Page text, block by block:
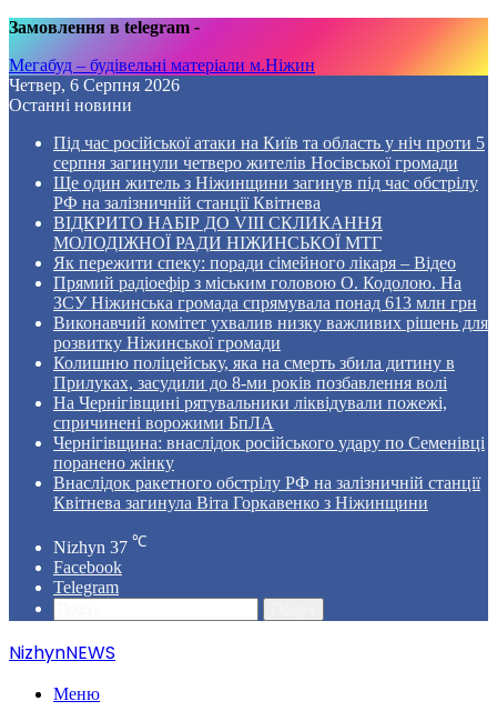
Замовлення в telegram -
Мегабуд – будівельні матеріали м.Ніжин
Четвер, 6 Серпня 2026
Останні новини
Під час російської атаки на Київ та область у ніч проти 5
серпня загинули четверо жителів Носівської громади
Ще один житель з Ніжинщини загинув під час обстрілу
РФ на залізничній станції Квітнева
ВІДКРИТО НАБІР ДО VIII СКЛИКАННЯ
МОЛОДІЖНОЇ РАДИ НІЖИНСЬКОЇ МТГ
Як пережити спеку: поради сімейного лікаря – Відео
Прямий радіоефір з міським головою О. Кодолою. На
ЗСУ Ніжинська громада спрямувала понад 613 млн грн
Виконавчий комітет ухвалив низку важливих рішень для
розвитку Ніжинської громади
Колишню поліцейську, яка на смерть збила дитину в
Прилуках, засудили до 8-ми років позбавлення волі
На Чернігівщині рятувальники ліквідували пожежі,
спричинені ворожими БпЛА
Чернігівщина: внаслідок російського удару по Семенівці
поранено жінку
Внаслідок ракетного обстрілу РФ на залізничній станції
Квітнева загинула Віта Горкавенко з Ніжинщини
Nizhyn 37 ℃
Facebook
Telegram
NizhynNEWS
Меню